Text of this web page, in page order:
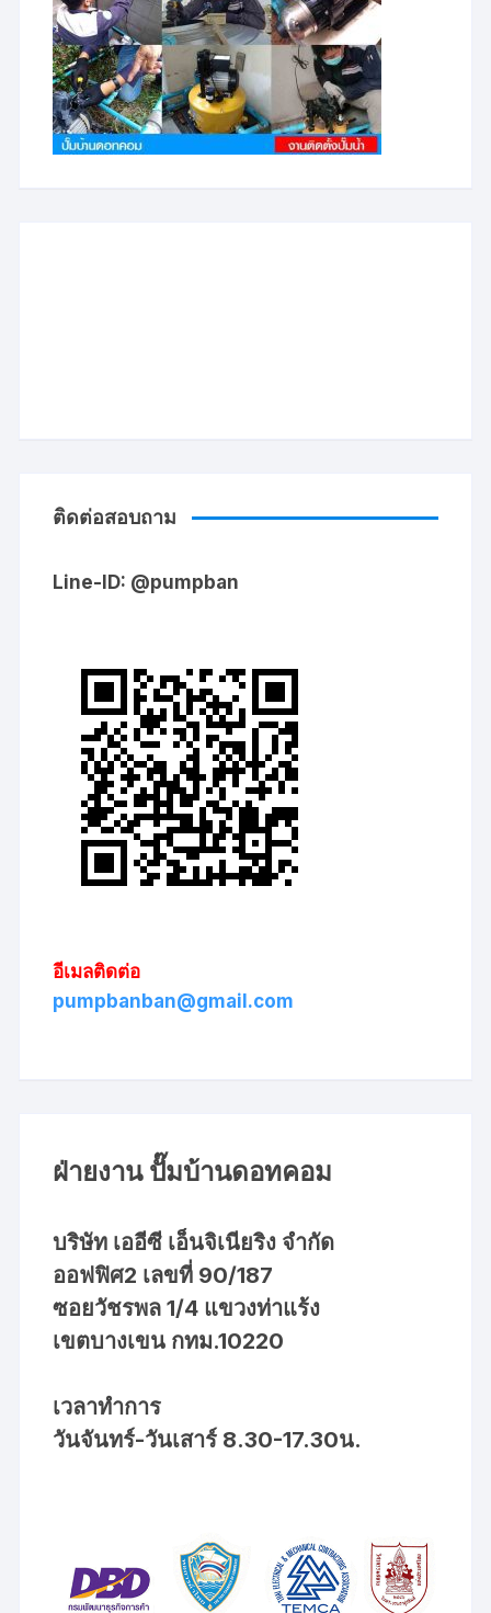
ติดต่อสอบถาม
Line-ID: @pumpban
อีเมลติดต่อ
pumpbanban@gmail.com
ฝ่ายงาน ปั๊มบ้านดอทคอม
บริษัท เออีซี เอ็นจิเนียริง จำกัด
ออฟฟิศ2 เลขที่ 90/187
ซอยวัชรพล 1/4 แขวงท่าแร้ง
เขตบางเขน กทม.10220
เวลาทำการ
วันจันทร์-วันเสาร์ 8.30-17.30น.